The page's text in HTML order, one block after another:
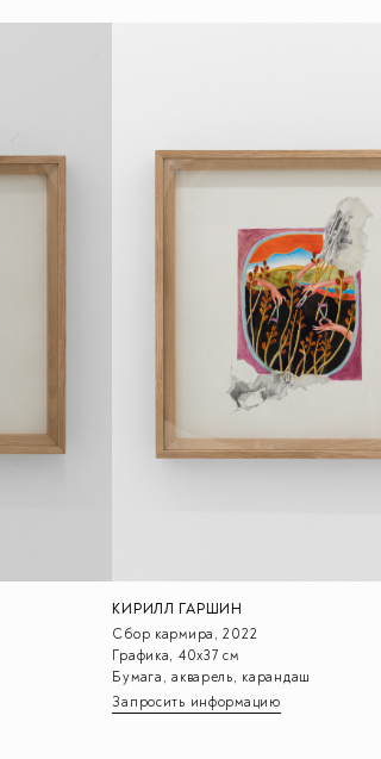
КИРИЛЛ ГАРШИН
Сбор кармира, 2022
Графика, 40х37 см
Бумага, акварель, карандаш
Запросить информацию